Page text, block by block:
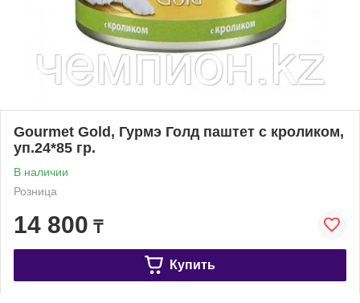
Gourmet Gold, Гурмэ Голд паштет с кроликом,
уп.24*85 гр.
В наличии
Розница
14 800 ₸
Купить